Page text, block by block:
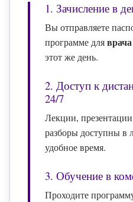
1. Зачисление в
Вы отправляете
программе для
этот же день.
2. Доступ к
24/7
Лекции,
разборы доступны в
удобное время.
3. Обучение в
Проходите